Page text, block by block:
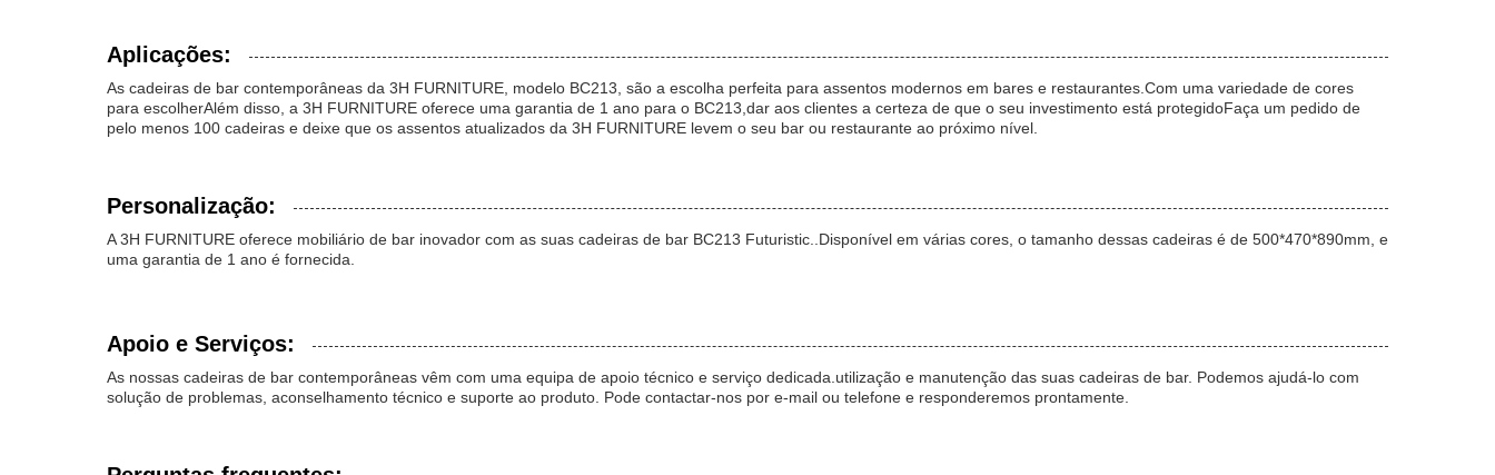
Aplicações:
As cadeiras de bar contemporâneas da 3H FURNITURE, modelo BC213, são a escolha perfeita para assentos modernos em bares e restaurantes.Com uma variedade de cores
para escolherAlém disso, a 3H FURNITURE oferece uma garantia de 1 ano para o BC213,dar aos clientes a certeza de que o seu investimento está protegidoFaça um pedido de
pelo menos 100 cadeiras e deixe que os assentos atualizados da 3H FURNITURE levem o seu bar ou restaurante ao próximo nível.
Personalização:
A 3H FURNITURE oferece mobiliário de bar inovador com as suas cadeiras de bar BC213 Futuristic..Disponível em várias cores, o tamanho dessas cadeiras é de 500*470*890mm, e
uma garantia de 1 ano é fornecida.
Apoio e Serviços:
As nossas cadeiras de bar contemporâneas vêm com uma equipa de apoio técnico e serviço dedicada.utilização e manutenção das suas cadeiras de bar. Podemos ajudá-lo com
solução de problemas, aconselhamento técnico e suporte ao produto. Pode contactar-nos por e-mail ou telefone e responderemos prontamente.